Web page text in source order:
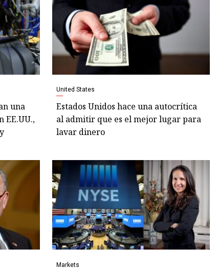
una
EE.UU.,
United States
Estados Unidos hace una autocrítica
al admitir que es el mejor lugar para
lavar dinero
Markets